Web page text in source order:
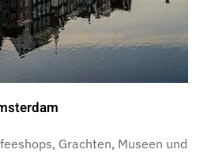
Grachten, Museen und